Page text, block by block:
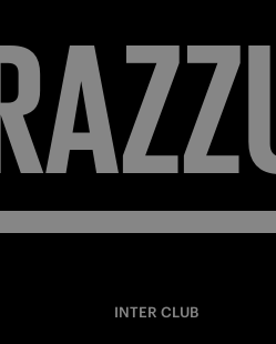
INTER CLUB